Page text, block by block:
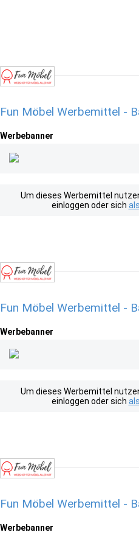
Fun Möbel Werbemittel -
Werbebanner
Um dieses Werbemittel
einloggen oder sich
Fun Möbel Werbemittel -
Werbebanner
Um dieses Werbemittel
einloggen oder sich
Fun Möbel Werbemittel -
Werbebanner